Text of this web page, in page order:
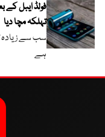
فولڈ ایبل کے
تہلکہ مچا دیا
سب سے زیادہ
ہے